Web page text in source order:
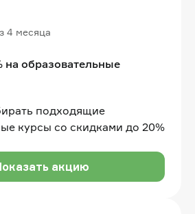
на образовательные
4 месяца
подходящие
курсы со скидками до 20%
акцию